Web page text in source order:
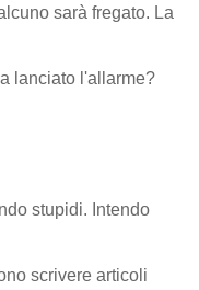
sarà fregato. La
lanciato l'allarme?
stupidi. Intendo
scrivere articoli